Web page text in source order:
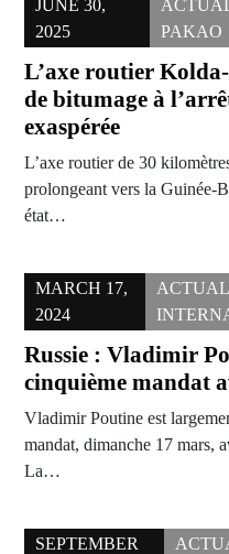
JUNE 30,
2025
PAKAO
L’axe routier
de bitumage à
exaspérée
L’axe routier de 30
prolongeant vers la Guinée-
état…
MARCH 17,
2024
Russie : Vladimir
cinquième mandat
Vladimir Poutine est
mandat, dimanche 17 mars,
La…
SEPTEMBER